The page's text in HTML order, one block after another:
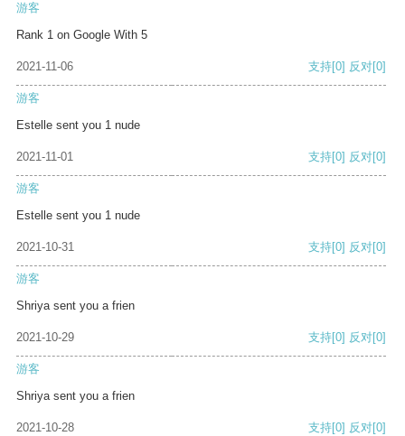
游客
Rank 1 on Google With 5
2021-11-06 支持[0] 反对[0]
游客
Estelle sent you 1 nude
2021-11-01 支持[0] 反对[0]
游客
Estelle sent you 1 nude
2021-10-31 支持[0] 反对[0]
游客
Shriya sent you a frien
2021-10-29 支持[0] 反对[0]
游客
Shriya sent you a frien
2021-10-28 支持[0] 反对[0]